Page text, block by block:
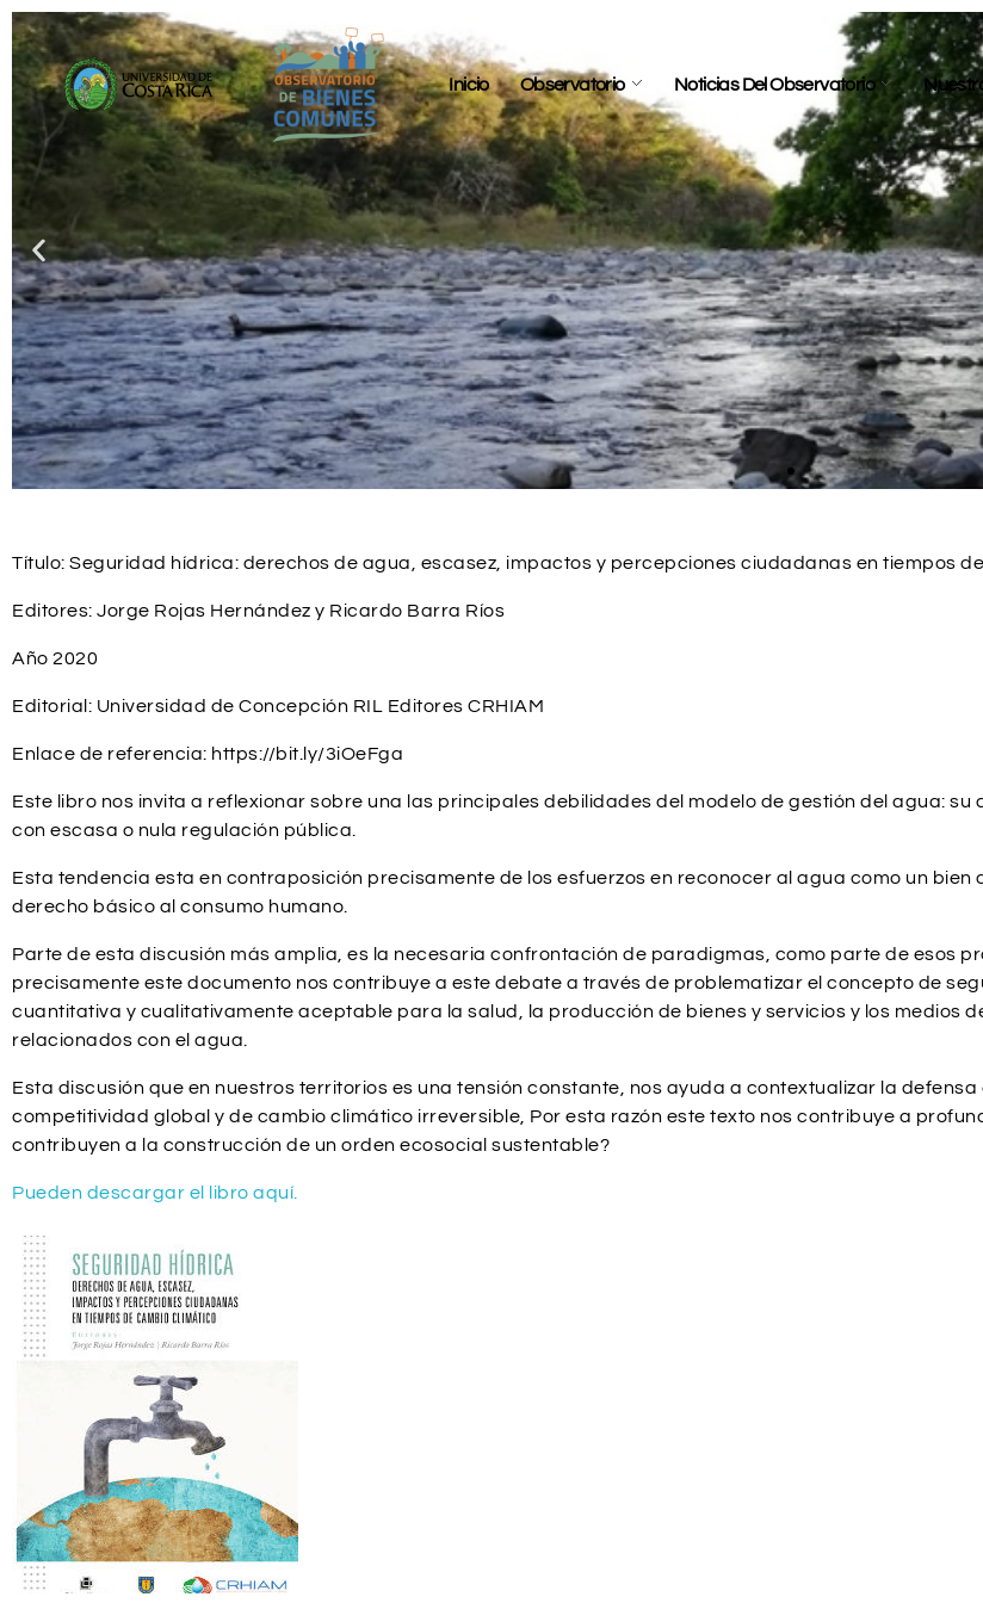
Inicio Observatorio Noticias Del Observatorio
Título: Seguridad hídrica: derechos de agua, escasez, impactos y percepciones ciudadanas en tiempos
Editores: Jorge Rojas Hernández y Ricardo Barra Ríos
Año 2020
Editorial: Universidad de Concepción RIL Editores CRHIAM
Enlace de referencia: https://bit.ly/3iOeFga
Este libro nos invita a reflexionar sobre una las principales debilidades del modelo de gestión del agua:
con escasa o nula regulación pública.
Esta tendencia esta en contraposición precisamente de los esfuerzos en reconocer al agua como un
derecho básico al consumo humano.
Parte de esta discusión más amplia, es la necesaria confrontación de paradigmas, como parte de esos
precisamente este documento nos contribuye a este debate a través de problematizar el concepto de
cuantitativa y cualitativamente aceptable para la salud, la producción de bienes y servicios y los medios
relacionados con el agua.
Esta discusión que en nuestros territorios es una tensión constante, nos ayuda a contextualizar la
competitividad global y de cambio climático irreversible, Por esta razón este texto nos contribuye a
contribuyen a la construcción de un orden ecosocial sustentable?
Pueden descargar el libro aquí.